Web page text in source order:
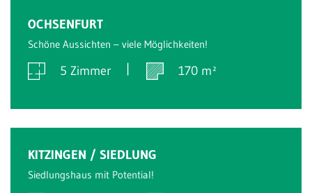
OCHSENFURT
Schöne Aussichten – viele Möglichkeiten!
5 Zimmer 170 m²
KITZINGEN / SIEDLUNG
Siedlungshaus mit Potential!